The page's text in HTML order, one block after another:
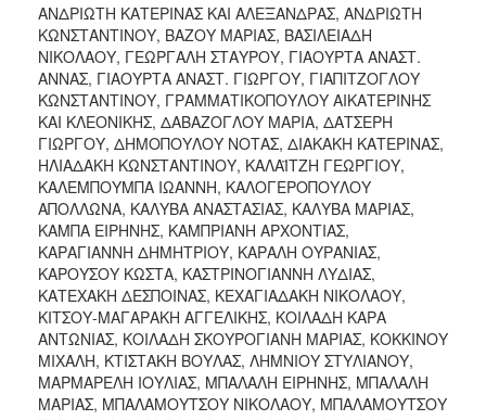
ΑΝΔΡΙΩΤΗ ΚΑΤΕΡΙΝΑΣ ΚΑΙ ΑΛΕΞΑΝΔΡΑΣ, ΑΝΔΡΙΩΤΗ
ΚΩΝΣΤΑΝΤΙΝΟΥ, ΒΑΖΟΥ ΜΑΡΙΑΣ, ΒΑΣΙΛΕΙΑΔΗ
ΝΙΚΟΛΑΟΥ, ΓΕΩΡΓΑΛΗ ΣΤΑΥΡΟΥ, ΓΙΑΟΥΡΤΑ ΑΝΑΣΤ.
ΑΝΝΑΣ, ΓΙΑΟΥΡΤΑ ΑΝΑΣΤ. ΓΙΩΡΓΟΥ, ΓΙΑΠΙΤΖΟΓΛΟΥ
ΚΩΝΣΤΑΝΤΙΝΟΥ, ΓΡΑΜΜΑΤΙΚΟΠΟΥΛΟΥ ΑΙΚΑΤΕΡΙΝΗΣ
ΚΑΙ ΚΛΕΟΝΙΚΗΣ, ΔΑΒΑΖΟΓΛΟΥ ΜΑΡΙΑ, ΔΑΤΣΕΡΗ
ΓΙΩΡΓΟΥ, ΔΗΜΟΠΟΥΛΟΥ ΝΟΤΑΣ, ΔΙΑΚΑΚΗ ΚΑΤΕΡΙΝΑΣ,
ΗΛΙΑΔΑΚΗ ΚΩΝΣΤΑΝΤΙΝΟΥ, ΚΑΛΑΪΤΖΗ ΓΕΩΡΓΙΟΥ,
ΚΑΛΕΜΠΟΥΜΠΑ ΙΩΑΝΝΗ, ΚΑΛΟΓΕΡΟΠΟΥΛΟΥ
ΑΠΟΛΛΩΝΑ, ΚΑΛΥΒΑ ΑΝΑΣΤΑΣΙΑΣ, ΚΑΛΥΒΑ ΜΑΡΙΑΣ,
ΚΑΜΠΑ ΕΙΡΗΝΗΣ, ΚΑΜΠΡΙΑΝΗ ΑΡΧΟΝΤΙΑΣ,
ΚΑΡΑΓΙΑΝΝΗ ΔΗΜΗΤΡΙΟΥ, ΚΑΡΑΛΗ ΟΥΡΑΝΙΑΣ,
ΚΑΡΟΥΣΟΥ ΚΩΣΤΑ, ΚΑΣΤΡΙΝΟΓΙΑΝΝΗ ΛΥΔΙΑΣ,
ΚΑΤΕΧΑΚΗ ΔΕΣΠΟΙΝΑΣ, ΚΕΧΑΓΙΑΔΑΚΗ ΝΙΚΟΛΑΟΥ,
ΚΙΤΣΟΥ-ΜΑΓΑΡΑΚΗ ΑΓΓΕΛΙΚΗΣ, ΚΟΙΛΑΔΗ ΚΑΡΑ
ΑΝΤΩΝΙΑΣ, ΚΟΙΛΑΔΗ ΣΚΟΥΡΟΓΙΑΝΗ ΜΑΡΙΑΣ, ΚΟΚΚΙΝΟΥ
ΜΙΧΑΛΗ, ΚΤΙΣΤΑΚΗ ΒΟΥΛΑΣ, ΛΗΜΝΙΟΥ ΣΤΥΛΙΑΝΟΥ,
ΜΑΡΜΑΡΕΛΗ ΙΟΥΛΙΑΣ, ΜΠΑΛΑΛΗ ΕΙΡΗΝΗΣ, ΜΠΑΛΑΛΗ
ΜΑΡΙΑΣ, ΜΠΑΛΑΜΟΥΤΣΟΥ ΝΙΚΟΛΑΟΥ, ΜΠΑΛΑΜΟΥΤΣΟΥ